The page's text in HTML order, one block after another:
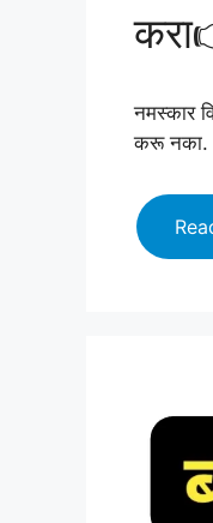
नमस्कार
करू